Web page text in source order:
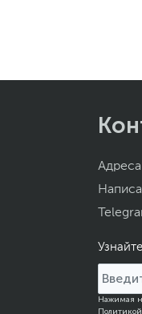
Нажимая